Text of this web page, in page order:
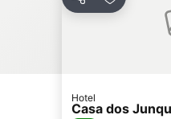
Praia do Salgado
Paisagem Protegida da Serra de Montejunto
Partilhar
Hotel
Casa dos